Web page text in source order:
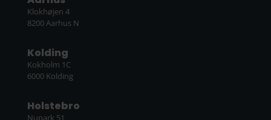
Klokhøjen 4
8200 Aarhus N
Kolding
Kokholm 1C
6000 Kolding
Holstebro
Nupark 51